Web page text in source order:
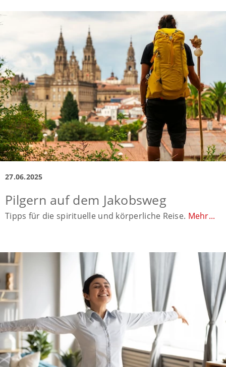
27.06.2025
Pilgern auf dem Jakobsweg
Tipps für die spirituelle und körperliche Reise. Mehr...